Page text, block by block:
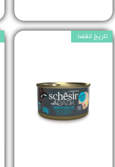
تاریخ انقضا: